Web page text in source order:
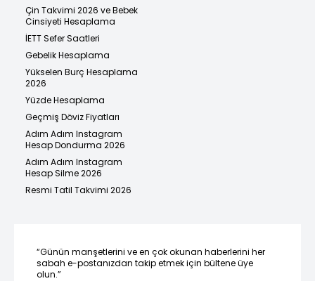
Çin Takvimi 2026 ve Bebek
Cinsiyeti Hesaplama
İETT Sefer Saatleri
Gebelik Hesaplama
Yükselen Burç Hesaplama
2026
Yüzde Hesaplama
Geçmiş Döviz Fiyatları
Adım Adım Instagram
Hesap Dondurma 2026
Adım Adım Instagram
Hesap Silme 2026
Resmi Tatil Takvimi 2026
“Günün manşetlerini ve en çok okunan haberlerini her
sabah e-postanızdan takip etmek için bültene üye
olun.”